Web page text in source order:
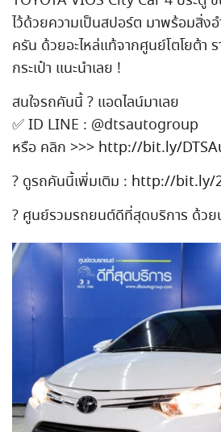
ไว้ด้วยความเป็นสปอร์ต มาพร้อมสิ่ง
ครัน ด้วยอะไหล่แท้จากศูนย์โตโยตา
กระเป๋า แนะนำเลย !
สนใจรถคันนี้ ? แอดไลน์มาเลย
✅ID LINE : @dtsautogroup
หรือ คลิก >>> http://bit.ly/
? ดูรถคันนี้เพิ่มเติม : http://bit.ly/
? ศูนย์รวมรถยนต์ดีที่สุดบริการ ด้ว